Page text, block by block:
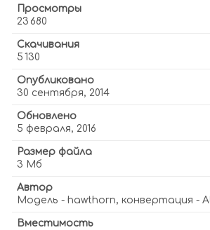
Просмотры
23 680
Скачивания
5 130
Опубликовано
30 сентября, 2014
Обновлено
5 февраля, 2016
Размер файла
3 Мб
Автор
Модель - hawthorn, конвертация -
Вместимость